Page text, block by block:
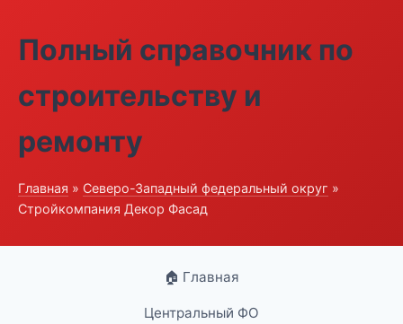
Полный справочник по
строительству и
ремонту
Главная » Северо-Западный федеральный округ »
Стройкомпания Декор Фасад
🏠 Главная
Центральный ФО